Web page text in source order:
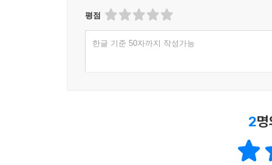
평점
한글 기준 50자까지 작성가능
2